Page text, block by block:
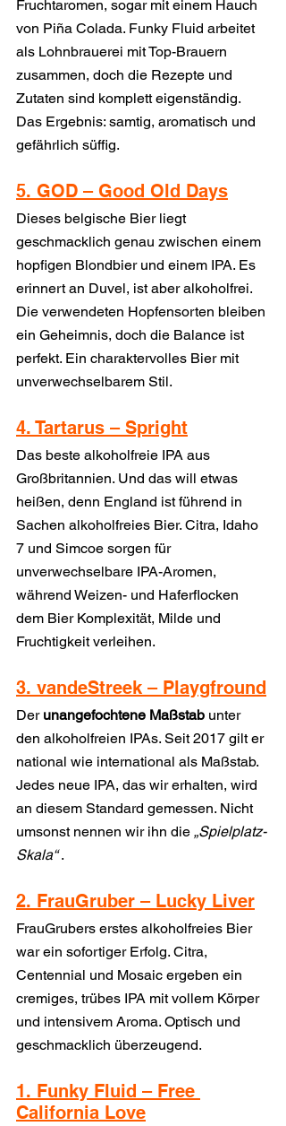
Fruchtaromen, sogar mit einem Hauch
von Piña Colada. Funky Fluid arbeitet
als Lohnbrauerei mit Top-Brauern
zusammen, doch die Rezepte und
Zutaten sind komplett eigenständig.
Das Ergebnis: samtig, aromatisch und
gefährlich süffig.
5. GOD – Good Old Days
Dieses belgische Bier liegt
geschmacklich genau zwischen einem
hopfigen Blondbier und einem IPA. Es
erinnert an Duvel, ist aber alkoholfrei.
Die verwendeten Hopfensorten bleiben
ein Geheimnis, doch die Balance ist
perfekt. Ein charaktervolles Bier mit
unverwechselbarem Stil.
4. Tartarus – Spright
Das beste alkoholfreie IPA aus
Großbritannien. Und das will etwas
heißen, denn England ist führend in
Sachen alkoholfreies Bier. Citra, Idaho
7 und Simcoe sorgen für
unverwechselbare IPA-Aromen,
während Weizen- und Haferflocken
dem Bier Komplexität, Milde und
Fruchtigkeit verleihen.
3. vandeStreek – Playgfround
Der unangefochtene Maßstab unter
den alkoholfreien IPAs. Seit 2017 gilt er
national wie international als Maßstab.
Jedes neue IPA, das wir erhalten, wird
an diesem Standard gemessen. Nicht
umsonst nennen wir ihn die „Spielplatz-
Skala“ .
2. FrauGruber – Lucky Liver
FrauGrubers erstes alkoholfreies Bier
war ein sofortiger Erfolg. Citra,
Centennial und Mosaic ergeben ein
cremiges, trübes IPA mit vollem Körper
und intensivem Aroma. Optisch und
geschmacklich überzeugend.
1. Funky Fluid – Free
California Love